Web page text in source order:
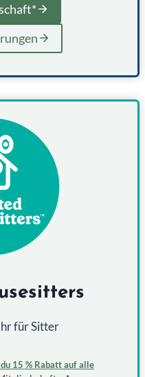
für Sitter
15 % Rabatt auf alle